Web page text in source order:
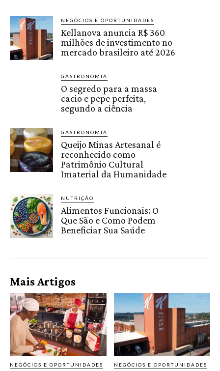
NEGÓCIOS E OPORTUNIDADES
Kellanova anuncia R$ 360
milhões de investimento no
mercado brasileiro até 2026
GASTRONOMIA
O segredo para a massa
cacio e pepe perfeita,
segundo a ciência
GASTRONOMIA
Queijo Minas Artesanal é
reconhecido como
Patrimônio Cultural
Imaterial da Humanidade
NUTRIÇÃO
Alimentos Funcionais: O
Que São e Como Podem
Beneficiar Sua Saúde
Mais Artigos
NEGÓCIOS E OPORTUNIDADES NEGÓCIOS E OPORTUNIDADES